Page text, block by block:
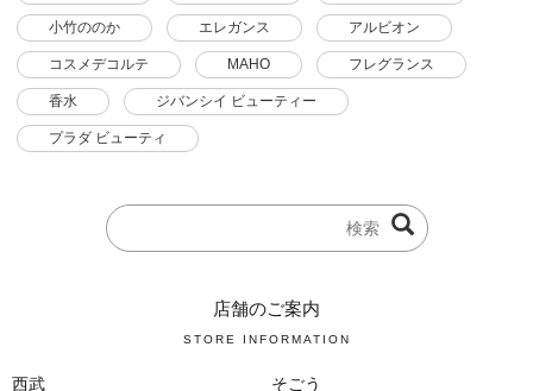
小竹ののか エレガンス アルビオン
コスメデコルテ MAHO フレグランス
香水 ジバンシイ ビューティー
プラダ ビューティ
店舗のご案内
STORE INFORMATION
西武 そごう